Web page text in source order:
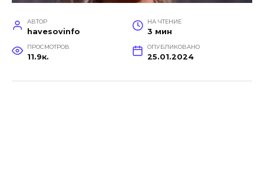
АВТОР
havesovinfo
НА ЧТЕНИЕ
3 мин
ПРОСМОТРОВ
11.9к.
ОПУБЛИКОВАНО
25.01.2024